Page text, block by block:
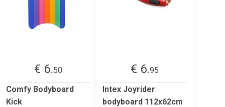
€ 6.50
Comfy Bodyboard
Kick
€ 6.95
Intex Joyrider
bodyboard 112x62cm